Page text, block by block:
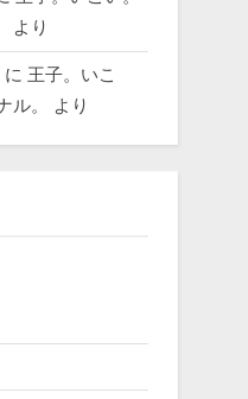
より
に 王子。いこ
。
より